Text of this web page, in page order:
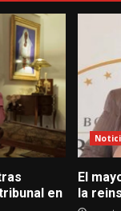
en
El
la